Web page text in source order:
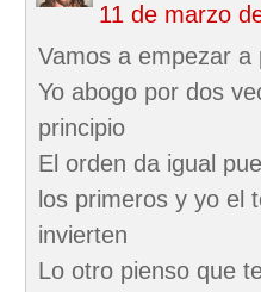
11 de marzo
Vamos a empezar
Yo abogo por dos
principio
El orden da igual
los primeros y yo el
invierten
Lo otro pienso que